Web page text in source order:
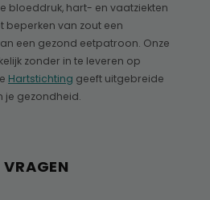
bloeddruk, hart- en vaatziekten
beperken van zout een
een gezond eetpatroon. Onze
zonder in te leveren op
Hartstichting geeft uitgebreide
je gezondheid.
VRAGEN